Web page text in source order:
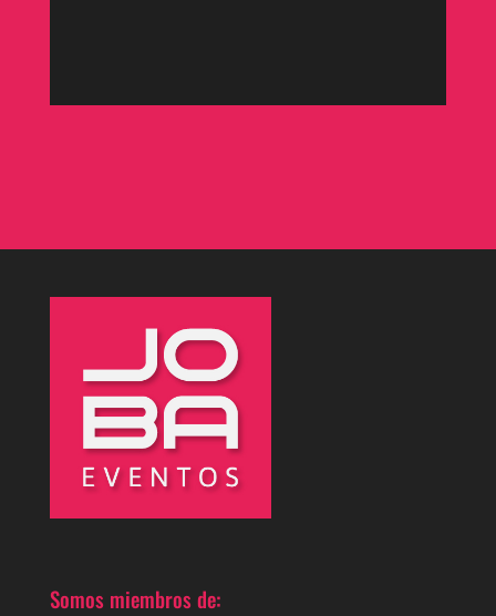
Somos miembros de: